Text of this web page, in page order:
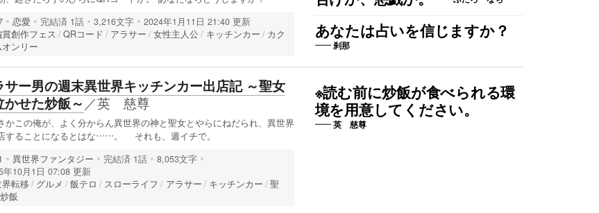
あなたは占いを信じますか？
刹那
恋愛 完結済 1話 3,216文字
2024年1月11日 21:40 更新
創作フェス
QRコード アラサー 女性主人公 キッチンカー
カク
オンリー
※読む前に炒飯が食べられる環
境を用意してください。
英 慈尊
サー男の週末異世界キッチンカー出店記 ～聖女
かせた炒飯～／英 慈尊
かこの俺が、よく分からん異世界の神と聖女とやらにねだられ、異世界
することになるとはな……。 それも、週イチで。
異世界ファンタジー 完結済 1話
8,053文字
年10月1日 07:08 更新
転移
グルメ 飯テロ スローライフ アラサー キッチンカー
聖
炒飯